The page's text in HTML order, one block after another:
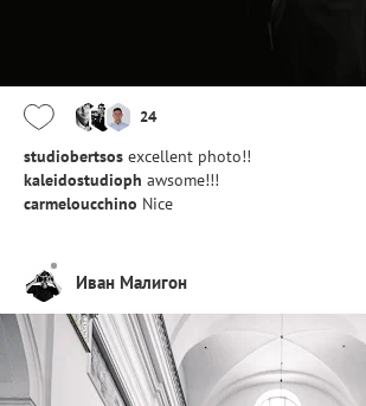
24
studiobertsos excellent photo!!
kaleidostudioph awsome!!!
carmeloucchino Nice
Иван Малигон